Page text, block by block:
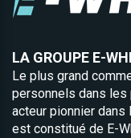
LA GROUPE E-
Le plus grand
personnels dans les
acteur pionnier dans
est constitué de E-